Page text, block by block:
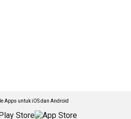
Apps untuk iOS dan Android